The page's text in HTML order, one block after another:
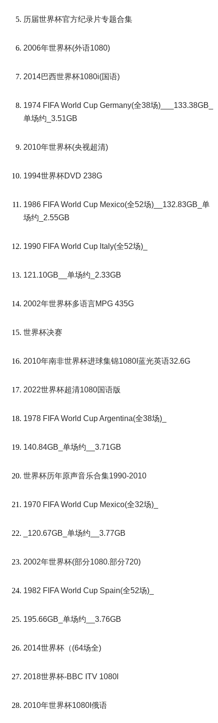
历届世界杯官方纪录片专题合集
2006年世界杯(外语1080)
2014巴西世界杯1080i(国语)
1974 FIFA World Cup Germany(全38场)___133.38GB_
单场约_3.51GB
2010年世界杯(央视超清)
1994世界杯DVD 238G
1986 FIFA World Cup Mexico(全52场)__132.83GB_单
场约_2.55GB
1990 FIFA World Cup ltaly(全52场)_
121.10GB__单场约_2.33GB
2002年世界杯多语言MPG 435G
世界杯决赛
2010年南非世界杯进球集锦1080I蓝光英语32.6G
2022世界杯超清1080国语版
1978 FIFA World Cup Argentina(全38场)_
140.84GB_单场约__3.71GB
世界杯历年原声音乐合集1990-2010
1970 FIFA World Cup Mexico(全32场)_
_120.67GB_单场约__3.77GB
2002年世界杯(部分1080.部分720)
1982 FIFA World Cup Spain(全52场)_
195.66GB_单场约__3.76GB
2014世界杯（(64场全)
2018世界杯-BBC ITV 1080l
2010年世界杯1080I俄语